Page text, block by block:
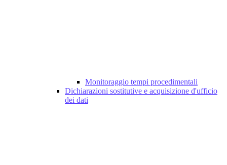
Monitoraggio tempi procedimentali
Dichiarazioni sostitutive e acquisizione d'ufficio
dei dati